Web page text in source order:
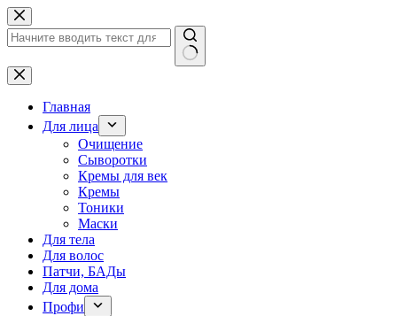
Перейти
к
сути
Ничего
не
найденоГлавная
Для лица
Очищение
Сыворотки
Кремы для век
Кремы
Тоники
Маски
Для тела
Для волос
Патчи, БАДы
Для дома
Профи